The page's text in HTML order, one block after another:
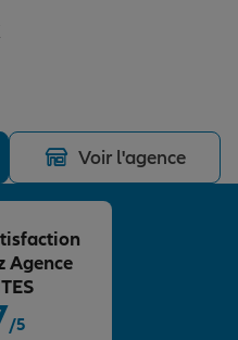
Voir l'agence
/5
Agence